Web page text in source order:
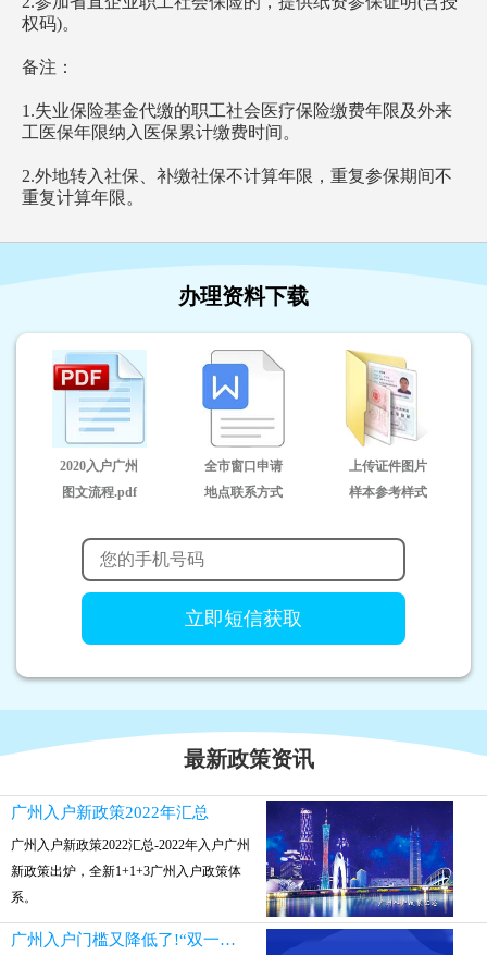
权码)。
备注：
1.失业保险基金代缴的职工社会医疗保险缴费年限及外来
工医保年限纳入医保累计缴费时间。
2.外地转入社保、补缴社保不计算年限，重复参保期间不
重复计算年限。
办理资料下载
2020入户广州
图文流程.pdf
全市窗口申请
地点联系方式
上传证件图片
样本参考样式
最新政策资讯
广州入户新政策2022年汇总
广州入户新政策2022汇总-2022年入户广州
新政策出炉，全新1+1+3广州入户政策体
系。
广州入户门槛又降低了!“双一流”本科参保就可入户